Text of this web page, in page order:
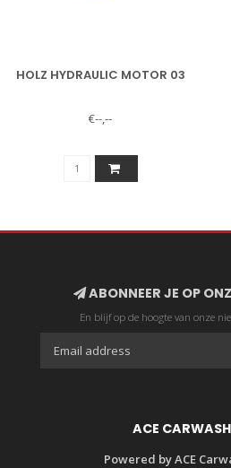
HOLZ HYDRAULIC MOTOR 03
€--,--
ABONNEER JE OP
En blijf op de hoogte van onze
ACE
Powered by ACE